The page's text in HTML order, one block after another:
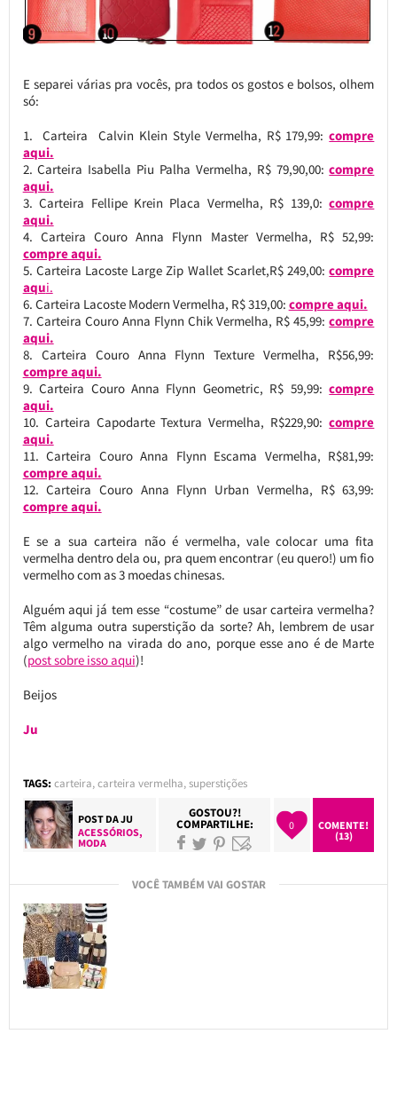
E separei várias pra vocês, pra todos os gostos e bolsos, olhem
só:
Carteira Calvin Klein Style Vermelha, R$ 179,99:compre
aqui.
Carteira Isabella Piu Palha Vermelha, R$ 79,90,00: compre
aqui.
Carteira Fellipe Krein Placa Vermelha, R$ 139,0:compre
aqui.
Carteira Couro Anna Flynn Master Vermelha, R$ 52,99:
compre aqui.
Carteira Lacoste Large Zip Wallet Scarlet,R$ 249,00:compre
aqui.
Carteira Lacoste Modern Vermelha, R$ 319,00: compre aqui.
Carteira Couro Anna Flynn Chik Vermelha, R$ 45,99:compre
aqui.
Carteira Couro Anna Flynn Texture Vermelha, R$56,99:
compre aqui.
Carteira Couro Anna Flynn Geometric, R$ 59,99:compre
aqui.
Carteira Capodarte Textura Vermelha, R$229,90: compre
aqui.
Carteira Couro Anna Flynn Escama Vermelha, R$81,99:
compre aqui.
Carteira Couro Anna Flynn Urban Vermelha, R$ 63,99:
compre aqui.
E se a sua carteira não é vermelha, vale colocar uma fita
vermelha dentro dela ou, pra quem encontrar (eu quero!) um fio
vermelho com as 3 moedas chinesas.
Alguém aqui já tem esse “costume” de usar carteira vermelha?
Têm alguma outra superstição da sorte? Ah, lembrem de usar
algo vermelho na virada do ano, porque esse ano é de Marte
(post sobre isso aqui)!
Beijos
Ju
TAGS: carteira,carteira vermelha,superstições
POST DAJU
ACESSÓRIOS,
MODA
GOSTOU?!
COMPARTILHE: 0
COMENTE!
(13)
VOCÊ TAMBÉM VAI GOSTAR